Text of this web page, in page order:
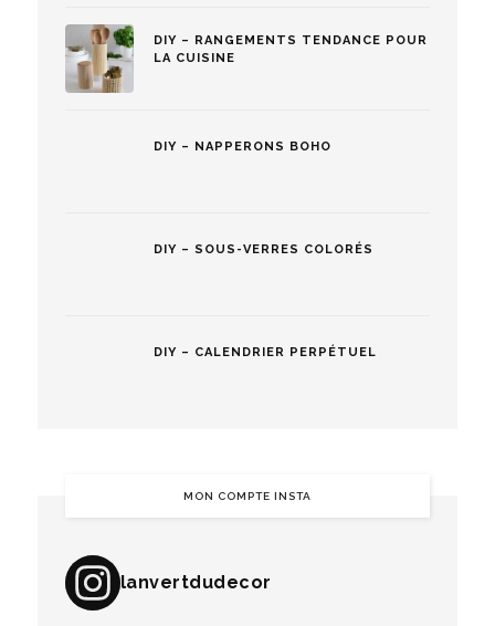
DIY – RANGEMENTS TENDANCE POUR
LA CUISINE
DIY – NAPPERONS BOHO
DIY – SOUS-VERRES COLORÉS
DIY – CALENDRIER PERPÉTUEL
MON COMPTE INSTA
lanvertdudecor